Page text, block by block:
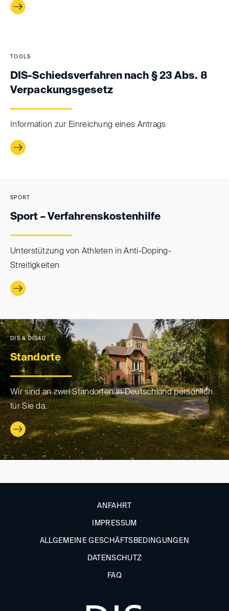
TOOLS
DIS-Schiedsverfahren nach § 23 Abs. 8
Verpackungs­gesetz
Information zur Einreichung eines Antrags
SPORT
Sport – Verfahrenskostenhilfe
Unterstützung von Athleten in Anti-Doping-
Streitigkeiten
DIS & DIS40
Standorte
Wir sind an zwei Standorten in Deutschland persönlich
für Sie da.
ANFAHRT
IMPRESSUM
ALLGEMEINE GESCHÄFTSBEDINGUNGEN
DATENSCHUTZ
FAQ